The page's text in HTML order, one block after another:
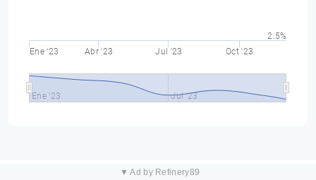
Ene '23 Abr '23 Jul '23 Oct '23
Ene '23 Jul '23
2.5%
▼ Ad by Refinery89